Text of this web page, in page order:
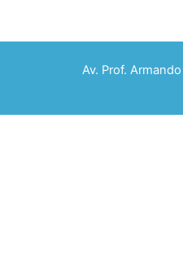
Av. Prof.